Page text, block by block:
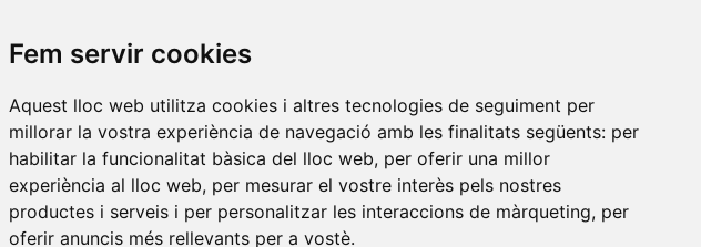
Fem servir cookies
Aquest lloc web utilitza cookies i altres tecnologies de seguiment per
millorar la vostra experiència de navegació amb les finalitats següents: per
habilitar la funcionalitat bàsica del lloc web, per oferir una millor
experiència al lloc web, per mesurar el vostre interès pels nostres
productes i serveis i per personalitzar les interaccions de màrqueting, per
oferir anuncis més rellevants per a vostè.
de Barcelona • Universitat de Barcelona •
Universitat CEU Cardenal
Catalunya • Universitat Jaume I Universitat de Lleida
Universitat Politècnica de Catalunya • Universitat Politècnica de València
de Sàsser • Universitat de València
Universitat de Vic - Universitat Central de